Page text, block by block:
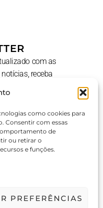
como cookies para
Consentir com essas
de
ou retirar o
e funções.
PREFERÊNCIAS
com as
receba